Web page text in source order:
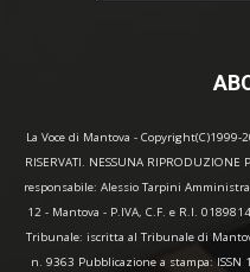
La Voce di Mantova - Copyright(C)1999-
RISERVATI. NESSUNA
responsabile: Alessio Tarpini
12 - Mantova - P.IVA, C.F. e R.I.
Tribunale: iscritta al Tribunale di
n. 9363 Pubblicazione a stampa: